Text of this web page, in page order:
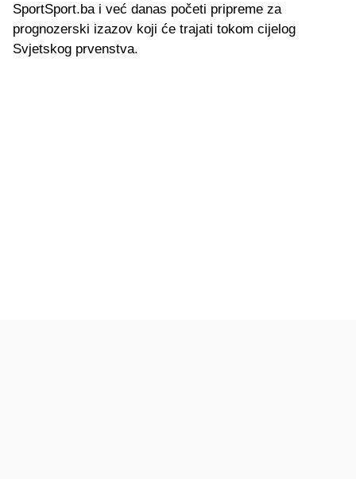
SportSport.ba i već danas početi pripreme za
prognozerski izazov koji će trajati tokom cijelog
Svjetskog prvenstva.